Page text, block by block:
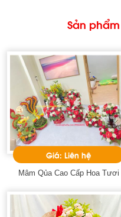
Sản
Giá: Liên hệ
Mâm Qủa Cao Cấp Hoa Tươi